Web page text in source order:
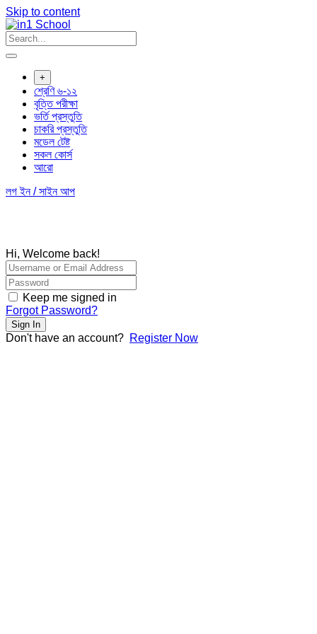
Skip to content
+
শ্রেণি ৬-১২
বৃত্তি পরীক্ষা
ভর্তি প্রস্তুতি
চাকরি প্রস্তুতি
মডেল টেষ্ট
সকল কোর্স
আরো
লগ ইন / সাইন আপ
Hi, Welcome back!
Keep me signed in
Forgot Password?
Sign In
Don't have an account? Register Now